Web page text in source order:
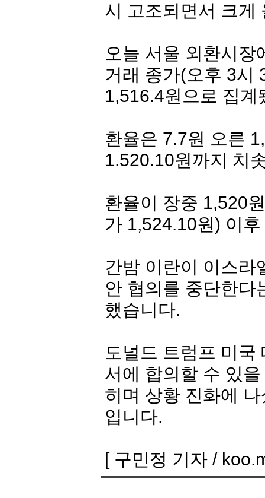
시 고조되면서 크게
오늘 서울 외환시
거래 종가(오후 3시
1,516.4원으로 집계
환율은 7.7원 오른
1.520.10원까지 치
환율이 장중 1,520
가 1,524.10원) 이
간밤 이란이 이스라
안 협의를 중단한다
했습니다.
도널드 트럼프 미
서에 합의할 수 있
히며 상황 진화에
입니다.
[ 구민정 기자 /